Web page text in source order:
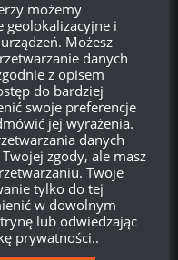
wcześniej, chodzi o
co może być winą
wprost że coś jest nie
kanałach jak coś
Tak czy inaczej gracze z
z zachodu mają
biorąc pod
możemy
geolokalizacyjne i
Możesz
danych
z opisem
do bardziej
swoje preferencje
jej wyrażenia.
danych
zgody, ale masz
Twoje
tylko do tej
w dowolnym
lub odwiedzając
prywatności..